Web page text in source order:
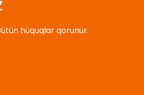
hüquqlar qorunur.